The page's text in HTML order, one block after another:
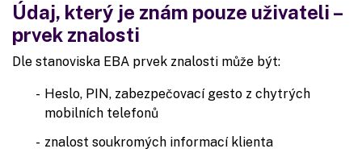
Údaj, který je znám pouze uživateli –
prvek znalosti
Dle stanoviska EBA prvek znalosti může být:
Heslo, PIN, zabezpečovací gesto z chytrých
mobilních telefonů
znalost soukromých informací klienta